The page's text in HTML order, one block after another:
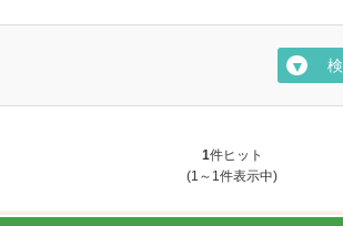
▼
1件ヒット
(1～1件表示中)